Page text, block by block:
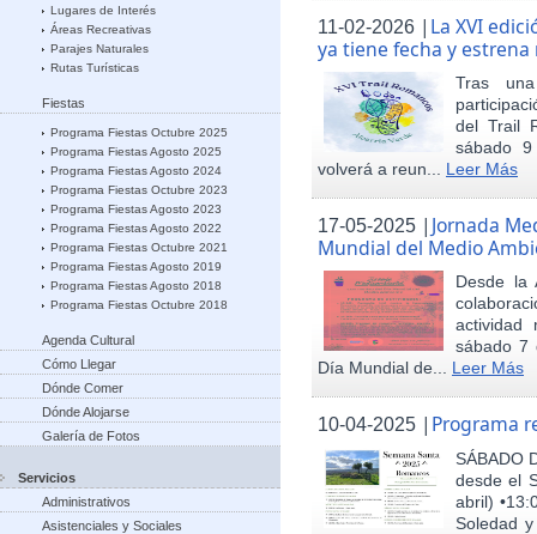
Lugares de Interés
Áreas Recreativas
Parajes Naturales
Rutas Turísticas
Fiestas
Programa Fiestas Octubre 2025
Programa Fiestas Agosto 2025
Programa Fiestas Agosto 2024
Programa Fiestas Octubre 2023
Programa Fiestas Agosto 2023
Programa Fiestas Agosto 2022
Programa Fiestas Octubre 2021
Programa Fiestas Agosto 2019
Programa Fiestas Agosto 2018
Programa Fiestas Octubre 2018
Agenda Cultural
Cómo Llegar
Dónde Comer
Dónde Alojarse
Galería de Fotos
Servicios
Administrativos
Asistenciales y Sociales
11-02-2026 | La XVI
ya tiene fecha y
Tras
del Trail
sábado
volverá a reun... Leer Más
17-05-2025 | Jornada
Mundial del Medio
Desde la
actividad
sábado 7
Día Mundial de... Leer Más
10-04-2025 | Programa
SÁBADO
desde el
abril)
Soledad